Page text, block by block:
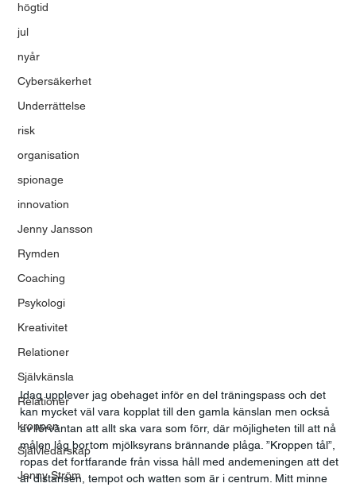
högtid
jul
nyår
Cybersäkerhet
Underrättelse
risk
organisation
spionage
innovation
Jenny Jansson
Rymden
Coaching
Psykologi
Kreativitet
Relationer
Självkänsla
Relationer
kroppen
Självledarskap
Jenny Ström
Idag upplever jag obehaget inför en del träningspass och det
kan mycket väl vara kopplat till den gamla känslan men också
av förväntan att allt ska vara som förr, där möjligheten till att nå
målen låg bortom mjölksyrans brännande plåga. ”Kroppen tål”,
ropas det fortfarande från vissa håll med andemeningen att det
är distansen, tempot och watten som är i centrum. Mitt minne